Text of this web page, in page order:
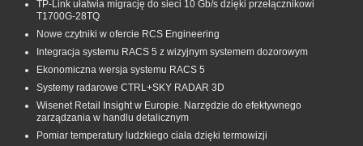
TP-Link ułatwia migrację do sieci 10 Gb/s dzięki przełącznikowi
T1700G‑28TQ
Nowe czytniki w ofercie RCS Engineering
Integracja systemu RACS 5 z wizyjnym systemem dozorowym
Ekonomiczna wersja systemu RACS 5
Systemy radarowe CTRL+SKY RADAR 3D
Wisenet Retail Insight w Europie. Narzędzie do efektywnego
zarządzania w handlu detalicznym
Pomiar temperatury ludzkiego ciała dzięki termowizji